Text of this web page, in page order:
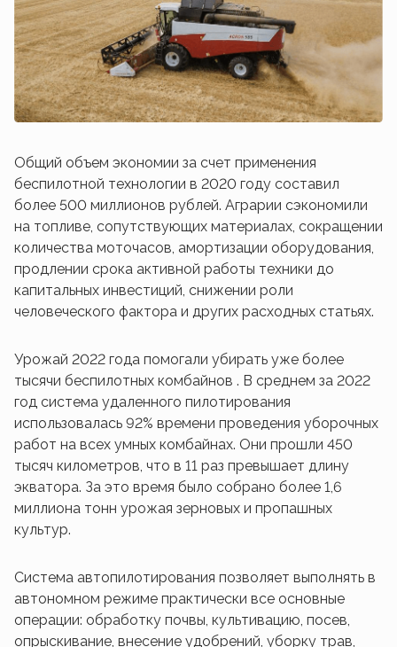
Общий объем экономии за счет применения
беспилотной технологии в 2020 году составил
более 500 миллионов рублей. Аграрии сэкономили
на топливе, сопутствующих материалах, сокращении
количества моточасов, амортизации оборудования,
продлении срока активной работы техники до
капитальных инвестиций, снижении роли
человеческого фактора и других расходных статьях.
Урожай 2022 года помогали убирать уже более
тысячи беспилотных комбайнов . В среднем за 2022
год система удаленного пилотирования
использовалась 92% времени проведения уборочных
работ на всех умных комбайнах. Они прошли 450
тысяч километров, что в 11 раз превышает длину
экватора. За это время было собрано более 1,6
миллиона тонн урожая зерновых и пропашных
культур.
Система автопилотирования позволяет выполнять в
автономном режиме практически все основные
операции: обработку почвы, культивацию, посев,
опрыскивание, внесение удобрений, уборку трав,